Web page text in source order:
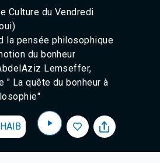
Tan-Tan 95.2
Culture du Vendredi
la pensée philosophique
du bonheur
Lemseffer,
" La quête du bonheur à